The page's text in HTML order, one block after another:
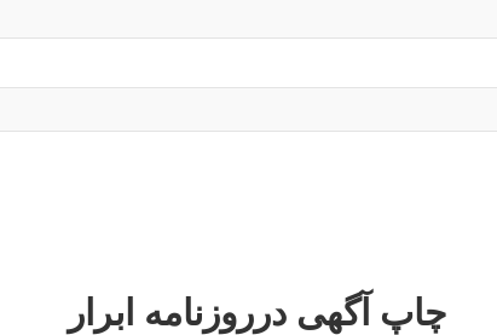
چاپ آگهی درروزنامه ابرار